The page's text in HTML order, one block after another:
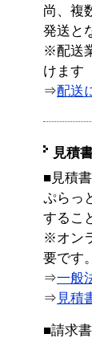
尚、複
発送と
※配送
けます
⇒配送
見積
■見積
ぷらっ
するこ
※オン
要です。
⇒一般
⇒ 見積
■請求